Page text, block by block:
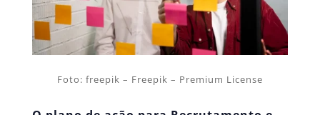
Foto: freepik – Freepik – Premium License